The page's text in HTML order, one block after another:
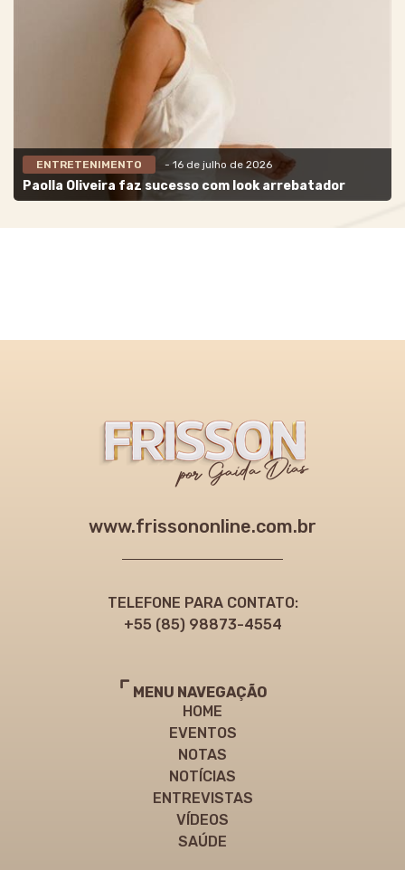
ENTRETENIMENTO - 16 de julho de 2026
Paolla Oliveira faz sucesso com look arrebatador
www.frissononline.com.br
TELEFONE PARA CONTATO:
+55 (85) 98873-4554
MENU NAVEGAÇÃO
HOME
EVENTOS
NOTAS
NOTÍCIAS
ENTREVISTAS
VÍDEOS
SAÚDE